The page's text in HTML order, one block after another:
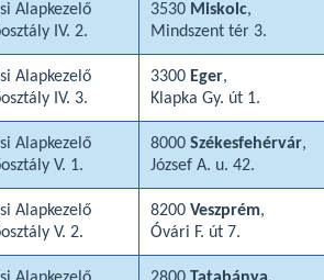
Alapkezelő
IV. 2.
3530 Miskolc,
Mindszent tér 3.
Alapkezelő
IV. 3.
3300 Eger,
Klapka Gy. út 1.
Alapkezelő
V. 1.
8000 Székesfehérvár,
József A. u. 42.
Alapkezelő
V. 2.
8200 Veszprém,
Óvári F. út 7.